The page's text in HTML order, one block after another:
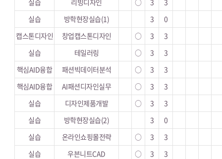
실습
리빙디자인 ○ 3
3
실습
방학현장실습(1) 3
0
캡스톤디자인
창업캡스톤디자인 ○ 3
3
실습
테일러링 ○ 3
3
핵심AID융합
패션빅데이터분석 ○ 3
3
핵심AID융합
AI패션디자인실무 ○ 3
3
실습
디자인제품개발 ○ 3
3
실습
방학현장실습(2) 3
0
실습
온라인쇼핑몰전략 ○ 3
3
실습
우븐니트CAD ○ 3
3